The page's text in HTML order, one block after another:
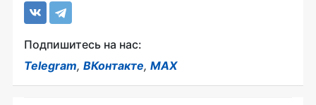
Подпишитесь на нас:
Telegram, ВКонтакте, MAX